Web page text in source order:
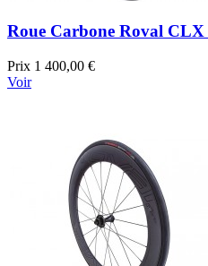
Roue Carbone Roval CLX
Prix 1 400,00 €
Voir